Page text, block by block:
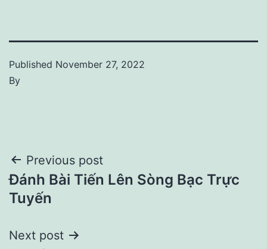
Published November 27, 2022
By
Post
navigation
Previous post
Đánh Bài Tiến Lên Sòng Bạc Trực
Tuyến
Next post